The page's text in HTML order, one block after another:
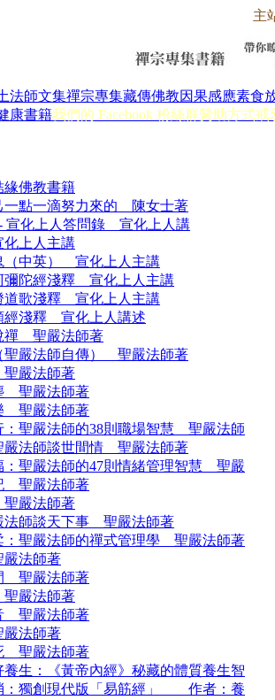
主
法師文集禪宗專集藏傳佛教因果感應素食
康書籍我們的 Facebook 粉絲群贊助方式戒
緣佛教書籍
一點一滴努力來的 陳女士著
宣化上人答問錄 宣化上人講
上人主講
（中英） 宣化上人主講
彌陀經淺釋 宣化上人主講
道歌淺釋 宣化上人主講
經淺釋 宣化上人講述
禪 聖嚴法師著
聖嚴法師自傳） 聖嚴法師著
嚴法師著
聖嚴法師著
聖嚴法師著
：聖嚴法師的38則職場智慧 聖嚴法師
嚴法師談世間情 聖嚴法師著
：聖嚴法師的47則情緒管理智慧 聖嚴
聖嚴法師著
嚴法師著
法師談天下事 聖嚴法師著
：聖嚴法師的禪式管理學 聖嚴法師著
法師著
聖嚴法師著
嚴法師著
聖嚴法師著
法師著
聖嚴法師著
養生：《黃帝內經》秘藏的體質養生智
：獨創現代版「易筋經」 作者：養